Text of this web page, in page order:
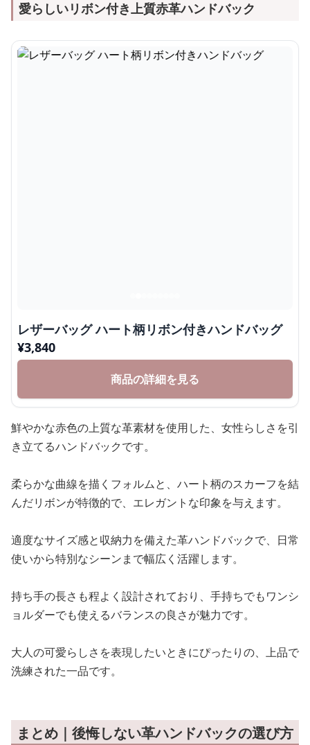
愛らしいリボン付き上質赤革ハンドバック
レザーバッグ ハート柄リボン付きハンドバッグ
¥3,840
商品の詳細を見る
鮮やかな赤色の上質な革素材を使用した、女性らしさを引
き立てるハンドバックです。
柔らかな曲線を描くフォルムと、ハート柄のスカーフを結
んだリボンが特徴的で、エレガントな印象を与えます。
適度なサイズ感と収納力を備えた革ハンドバックで、日常
使いから特別なシーンまで幅広く活躍します。
持ち手の長さも程よく設計されており、手持ちでもワンシ
ョルダーでも使えるバランスの良さが魅力です。
大人の可愛らしさを表現したいときにぴったりの、上品で
洗練された一品です。
まとめ｜後悔しない革ハンドバックの選び方